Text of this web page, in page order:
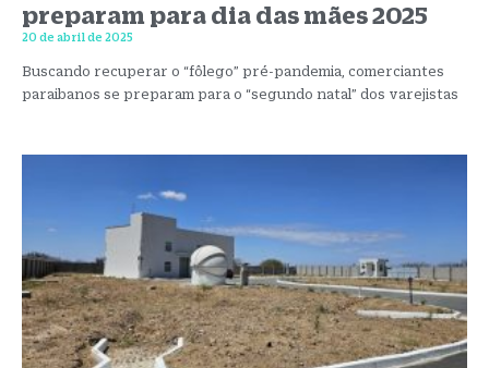
preparam para dia das mães 2025
20 de abril de 2025
Buscando recuperar o “fôlego” pré-pandemia, comerciantes
paraibanos se preparam para o “segundo natal” dos varejistas